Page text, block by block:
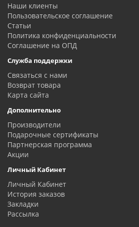
Наши клиенты
Пользовательское соглашение
Статьи
Политика конфиденциальности
Соглашение на ОПД
Служба поддержки
Связаться с нами
Возврат товара
Карта сайта
Дополнительно
Производители
Подарочные сертификаты
Партнерская программа
Акции
Личный Кабинет
Личный Кабинет
История заказов
Закладки
Рассылка